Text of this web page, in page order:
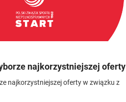
najkorzystniejszej oferty
najkorzystniejszej oferty w związku z